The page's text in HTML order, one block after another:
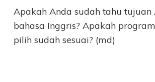
Apakah Anda sudah tahu
bahasa Inggris? Apakah
pilih sudah sesuai? (md)